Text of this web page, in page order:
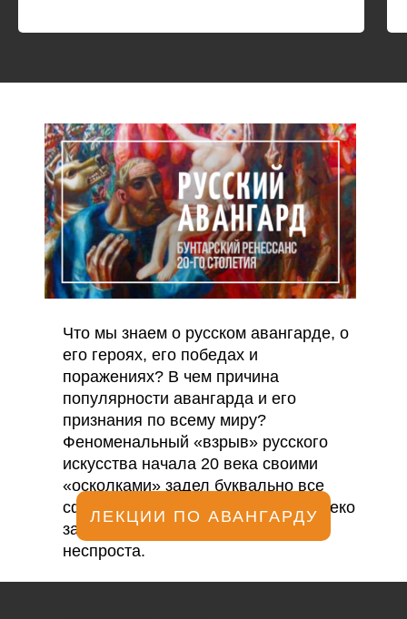
Что мы знаем о русском авангарде, о
его героях, его победах и
поражениях? В чем причина
популярности авангарда и его
признания по всему миру?
Феноменальный «взрыв» русского
искусства начала 20 века своими
«осколками» задел буквально все
сферы человеческой культуры далеко
за пределами России. И это всё
неспроста.
ЛЕКЦИИ ПО АВАНГАРДУ